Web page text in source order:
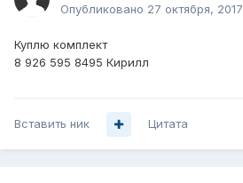
Опубликовано 27 октября, 2017
Куплю комплект
8 926 595 8495 Кирилл
Вставить ник Цитата